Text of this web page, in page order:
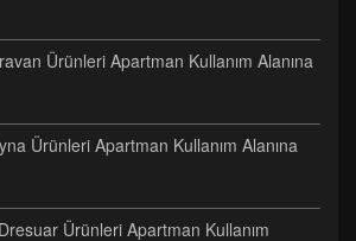
Ürünleri Apartman Kullanım Alanına
Ürünleri Apartman Kullanım Alanına
Ürünleri Apartman Kullanım